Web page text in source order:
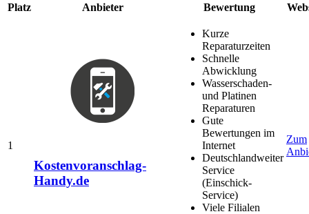
Platz Anbieter Bewertung
1
Kostenvoranschlag-
Handy.de
Kurze
Reparaturzeiten
Schnelle
Abwicklung
Wasserschaden-
und Platinen
Reparaturen
Gute
Bewertungen im
Internet
Deutschlandweiter
Service
(Einschick-
Service)
Viele Filialen
Zum